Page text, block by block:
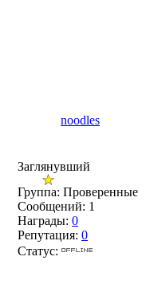
noodles
Заглянувший
Группа: Проверенные
Сообщений: 1
Награды: 0
Репутация: 0
Статус: